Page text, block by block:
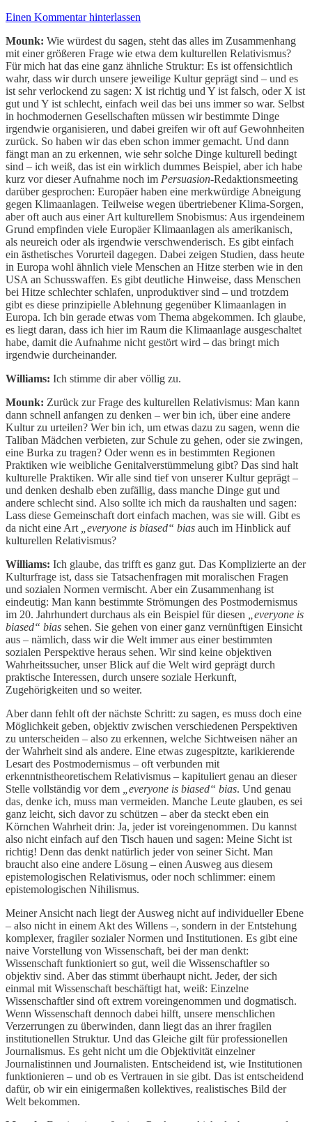
Einen Kommentar hinterlassen
Mounk: Wie würdest du sagen, steht das alles im Zusammenhang
mit einer größeren Frage wie etwa dem kulturellen Relativismus?
Für mich hat das eine ganz ähnliche Struktur: Es ist offensichtlich
wahr, dass wir durch unsere jeweilige Kultur geprägt sind – und es
ist sehr verlockend zu sagen: X ist richtig und Y ist falsch, oder X ist
gut und Y ist schlecht, einfach weil das bei uns immer so war. Selbst
in hochmodernen Gesellschaften müssen wir bestimmte Dinge
irgendwie organisieren, und dabei greifen wir oft auf Gewohnheiten
zurück. So haben wir das eben schon immer gemacht. Und dann
fängt man an zu erkennen, wie sehr solche Dinge kulturell bedingt
sind – ich weiß, das ist ein wirklich dummes Beispiel, aber ich habe
kurz vor dieser Aufnahme noch im Persuasion-Redaktionsmeeting
darüber gesprochen: Europäer haben eine merkwürdige Abneigung
gegen Klimaanlagen. Teilweise wegen übertriebener Klima-Sorgen,
aber oft auch aus einer Art kulturellem Snobismus: Aus irgendeinem
Grund empfinden viele Europäer Klimaanlagen als amerikanisch,
als neureich oder als irgendwie verschwenderisch. Es gibt einfach
ein ästhetisches Vorurteil dagegen. Dabei zeigen Studien, dass heute
in Europa wohl ähnlich viele Menschen an Hitze sterben wie in den
USA an Schusswaffen. Es gibt deutliche Hinweise, dass Menschen
bei Hitze schlechter schlafen, unproduktiver sind – und trotzdem
gibt es diese prinzipielle Ablehnung gegenüber Klimaanlagen in
Europa. Ich bin gerade etwas vom Thema abgekommen. Ich glaube,
es liegt daran, dass ich hier im Raum die Klimaanlage ausgeschaltet
habe, damit die Aufnahme nicht gestört wird – das bringt mich
irgendwie durcheinander.
Williams: Ich stimme dir aber völlig zu.
Mounk: Zurück zur Frage des kulturellen Relativismus: Man kann
dann schnell anfangen zu denken – wer bin ich, über eine andere
Kultur zu urteilen? Wer bin ich, um etwas dazu zu sagen, wenn die
Taliban Mädchen verbieten, zur Schule zu gehen, oder sie zwingen,
eine Burka zu tragen? Oder wenn es in bestimmten Regionen
Praktiken wie weibliche Genitalverstümmelung gibt? Das sind halt
kulturelle Praktiken. Wir alle sind tief von unserer Kultur geprägt –
und denken deshalb eben zufällig, dass manche Dinge gut und
andere schlecht sind. Also sollte ich mich da raushalten und sagen:
Lass diese Gemeinschaft dort einfach machen, was sie will. Gibt es
da nicht eine Art
„everyone is biased“ bias auch im Hinblick auf
kulturellen Relativismus?
Williams: Ich glaube, das trifft es ganz gut. Das Komplizierte an der
Kulturfrage ist, dass sie Tatsachenfragen mit moralischen Fragen
und sozialen Normen vermischt. Aber ein Zusammenhang ist
eindeutig: Man kann bestimmte Strömungen des Postmodernismus
im 20. Jahrhundert durchaus als ein Beispiel für diesen
„everyone is
biased“ bias sehen. Sie gehen von einer ganz vernünftigen Einsicht
aus – nämlich, dass wir die Welt immer aus einer bestimmten
sozialen Perspektive heraus sehen. Wir sind keine objektiven
Wahrheitssucher, unser Blick auf die Welt wird geprägt durch
praktische Interessen, durch unsere soziale Herkunft,
Zugehörigkeiten und so weiter.
Aber dann fehlt oft der nächste Schritt: zu sagen, es muss doch eine
Möglichkeit geben, objektiv zwischen verschiedenen Perspektiven
zu unterscheiden – also zu erkennen, welche Sichtweisen näher an
der Wahrheit sind als andere. Eine etwas zugespitzte, karikierende
Lesart des Postmodernismus – oft verbunden mit
erkenntnistheoretischem Relativismus – kapituliert genau an dieser
Stelle vollständig vor dem
„everyone is biased“ bias. Und genau
das, denke ich, muss man vermeiden. Manche Leute glauben, es sei
ganz leicht, sich davor zu schützen – aber da steckt eben ein
Körnchen Wahrheit drin: Ja, jeder ist voreingenommen. Du kannst
also nicht einfach auf den Tisch hauen und sagen: Meine Sicht ist
richtig! Denn das denkt natürlich jeder von seiner Sicht. Man
braucht also eine andere Lösung – einen Ausweg aus diesem
epistemologischen Relativismus, oder noch schlimmer: einem
epistemologischen Nihilismus.
Meiner Ansicht nach liegt der Ausweg nicht auf individueller Ebene
– also nicht in einem Akt des Willens –, sondern in der Entstehung
komplexer, fragiler sozialer Normen und Institutionen. Es gibt eine
naive Vorstellung von Wissenschaft, bei der man denkt:
Wissenschaft funktioniert so gut, weil die Wissenschaftler so
objektiv sind. Aber das stimmt überhaupt nicht. Jeder, der sich
einmal mit Wissenschaft beschäftigt hat, weiß: Einzelne
Wissenschaftler sind oft extrem voreingenommen und dogmatisch.
Wenn Wissenschaft dennoch dabei hilft, unsere menschlichen
Verzerrungen zu überwinden, dann liegt das an ihrer fragilen
institutionellen Struktur. Und das Gleiche gilt für professionellen
Journalismus. Es geht nicht um die Objektivität einzelner
Journalistinnen und Journalisten. Entscheidend ist, wie Institutionen
funktionieren – und ob es Vertrauen in sie gibt. Das ist entscheidend
dafür, ob wir ein einigermaßen kollektives, realistisches Bild der
Welt bekommen.